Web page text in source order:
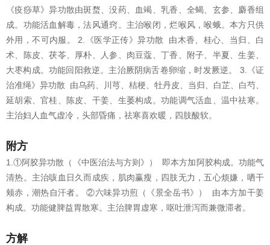
《疫痧草》异功散由斑蝥、没药、血竭、乳香、全蝎、玄参、麝香组
成。功能活血解毒，法风通窍。主治喉闭，烂喉风，喉蛾。本方只供
外用，不可内服。 2.《医学正传》异功散 由木香、桂心、当归、白
术、陈皮、茯苓、厚朴、人参、肉豆蔻、丁香、附子、半夏、生姜、
大枣构成。功能回阳救逆。主治厥阴病舌卷卵缩，时发厥逆。 3.《证
治准绳》异功散 由乌药、川芎、桔梗、牡丹皮、当归、白芷、白芍、
延胡索、官桂、陈皮、干姜、生萎构成。功能调气活血、温中祛寒。
主治妇人血气虚冷，头部昏痛，祛寒喜欢暖，四肢酸软。
附方
1.①阿胶异功散（《中医治法与方则》） 即本方加阿胶构成。功能气
清热。主治咳血日久而成疾，肌肉赢瘦，四肢无力，五心烦嫌，哂干
颊赤，潮热自汗者。 ②六味异功煎（《景全岳书》） 由本方加干姜
构成。功能健脾益胃散寒。主治脾胃虚寒，呕吐泄泻而兼微滞者。
方解